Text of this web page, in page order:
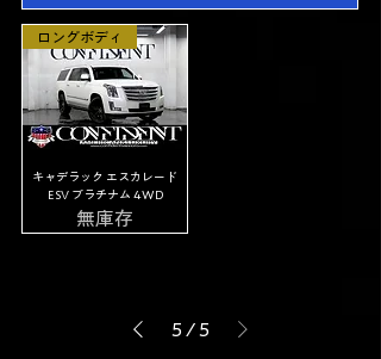
ロングボディ
キャデラック エスカレード
ESV プラチナム 4WD
無庫存
5 / 5